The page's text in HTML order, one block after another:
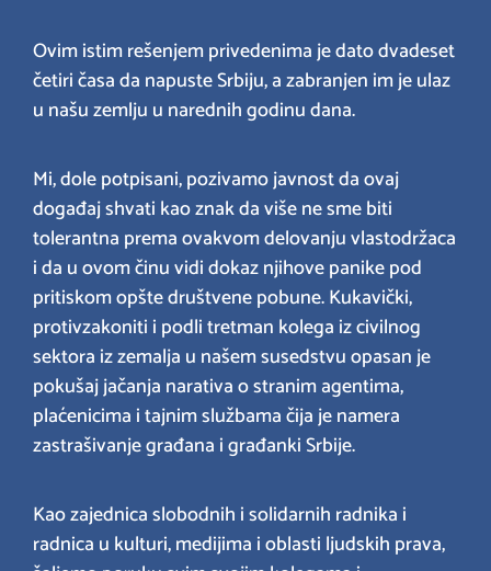
Ovim istim rešenjem privedenima je dato dvadeset
četiri časa da napuste Srbiju, a zabranjen im je ulaz
u našu zemlju u narednih godinu dana.
Mi, dole potpisani, pozivamo javnost da ovaj
događaj shvati kao znak da više ne sme biti
tolerantna prema ovakvom delovanju vlastodržaca
i da u ovom činu vidi dokaz njihove panike pod
pritiskom opšte društvene pobune. Kukavički,
protivzakoniti i podli tretman kolega iz civilnog
sektora iz zemalja u našem susedstvu opasan je
pokušaj jačanja narativa o stranim agentima,
plaćenicima i tajnim službama čija je namera
zastrašivanje građana i građanki Srbije.
Kao zajednica slobodnih i solidarnih radnika i
radnica u kulturi, medijima i oblasti ljudskih prava,